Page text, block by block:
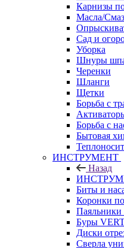
Карнизы
Масла/
Сад и
Уборка
Шнуры
Черенки
Шланги
Щетки
Борьба с
Борьба с
Бытовая
ИНСТРУМЕНТ
Назад
Биты и
Коронки
Паяльники
Буры
Диски
Сверла